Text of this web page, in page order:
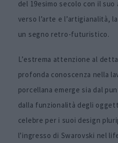
del 19esimo secolo con il
verso l’arte e l’artigianalità,
un segno retro-futuristico.
L’estrema attenzione al
profonda conoscenza nella
porcellana emerge sia dal
dalla funzionalità degli
celebre per i suoi design
l’ingresso di Swarovski nel